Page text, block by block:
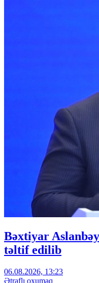
Bəxtiyar
təltif edilib
06.08.2026, 13:23
Ətraflı oxumaq